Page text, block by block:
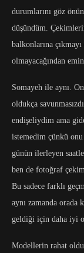
durumlarını göz
düşündüm.
balkonlarına
olmayacağından
Somayeh ile aynı.
oldukça
endişeliydim ama
istemedim çünkü onu
günün ilerleyen
ben de fotoğraf
Bu sadece farklı
aynı zamanda orada
geldiği için daha iyi
Modellerin rahat